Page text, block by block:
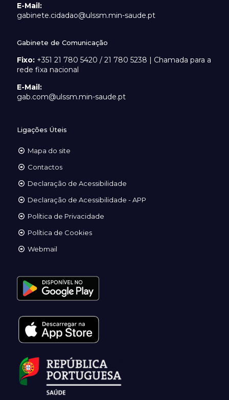
E-Mail:
gabinete.cidadao@ulssm.min-saude.pt
Gabinete de Comunicação
Fixo: +351 21 780 5420 / 21 780 5238 | Chamada para a
rede fixa nacional
E-Mail:
gab.com@ulssm.min-saude.pt
Ligações Úteis
Mapa do site
Contactos
Declaração de Acessibilidade
Declaração de Acessibilidade - APP
Política de Privacidade
Política de Cookies
Webmail